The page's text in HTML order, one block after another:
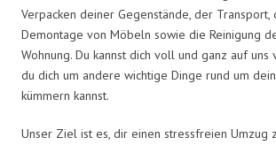
Verpacken deiner Gegenstände, der Transport,
Demontage von Möbeln sowie die Reinigung
Wohnung. Du kannst dich voll und ganz auf uns
du dich um andere wichtige Dinge rund um
kümmern kannst.
Unser Ziel ist es, dir einen stressfreien Umzug